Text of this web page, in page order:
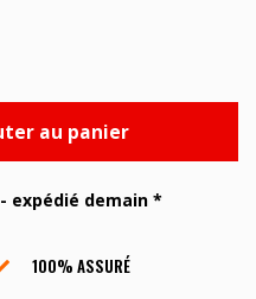
au panier
expédié demain *
100% ASSURÉ